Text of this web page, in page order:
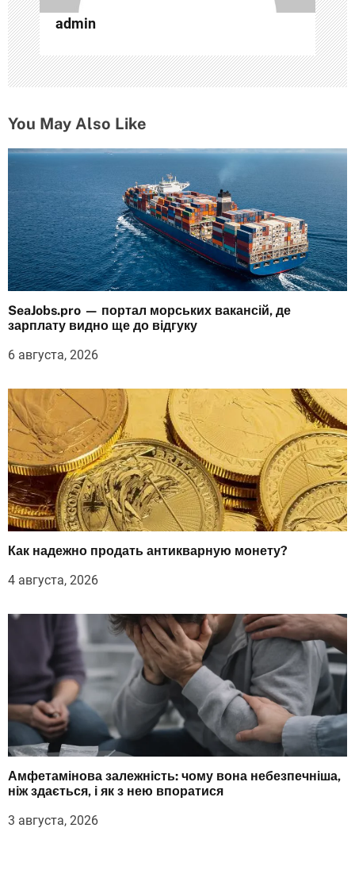
и
с
я
admin
You May Also Like
SeaJobs.pro — портал морських вакансій, де
зарплату видно ще до відгуку
6 августа, 2026
Как надежно продать антикварную монету?
4 августа, 2026
Амфетамінова залежність: чому вона небезпечніша,
ніж здається, і як з нею впоратися
3 августа, 2026